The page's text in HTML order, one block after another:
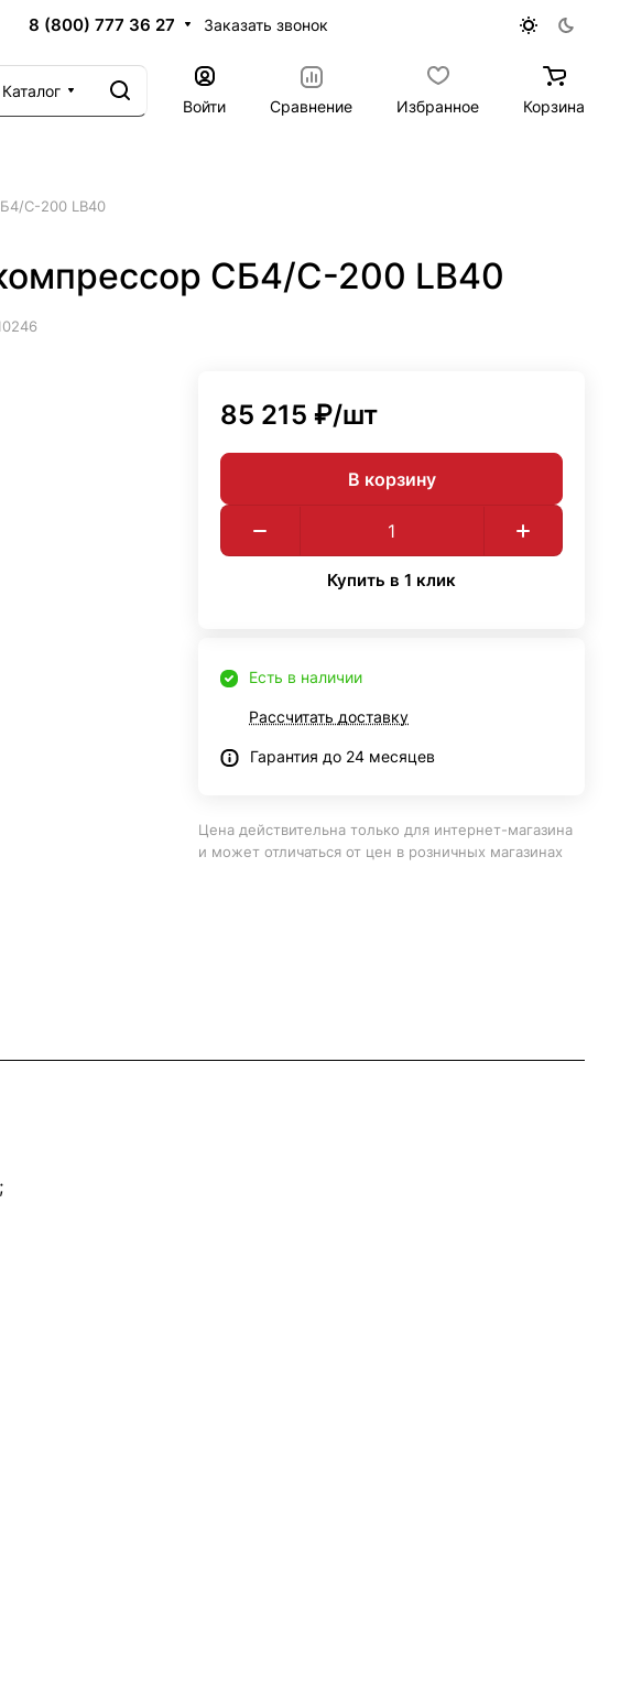
8 (800) 777 36 27 Заказать звонок
Каталог
Войти
Сравнение Избранное Корзина
С-200 LB40
СБ4/С-200 LB40
85 215 ₽/шт
В корзину
Купить в 1 клик
Есть в наличии
Рассчитать доставку
Гарантия до 24 месяцев
Цена действительна только для интернет-магазина
и может отличаться от цен в розничных магазинах